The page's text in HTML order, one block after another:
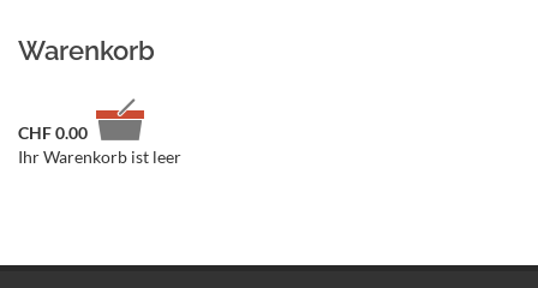
Warenkorb
CHF0.00
Ihr Warenkorb ist leer